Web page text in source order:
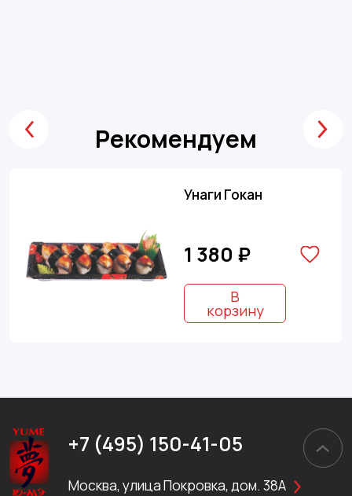
Рекомендуем
Унаги Гокан
1 380 ₽
В
корзину
+7 (495) 150-41-05
Москва, улица Покровка, дом. 38А